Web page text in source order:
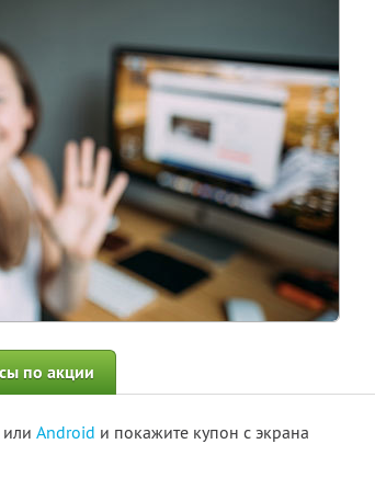
по акции
или Android и покажите купон с экрана